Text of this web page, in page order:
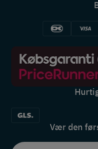
Vær den